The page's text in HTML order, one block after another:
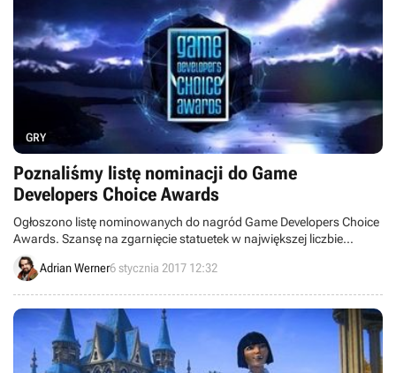
GRY
Poznaliśmy listę nominacji do Game
Developers Choice Awards
Ogłoszono listę nominowanych do nagród Game Developers Choice
Awards. Szansę na zgarnięcie statuetek w największej liczbie
kategorii mają Inside, Overwatch, Uncharted 4: A Thief’s End oraz
Firewatch.
Adrian Werner6 stycznia 2017 12:32